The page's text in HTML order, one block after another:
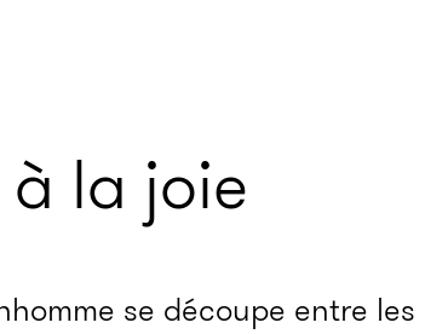
à la joie
se découpe entre